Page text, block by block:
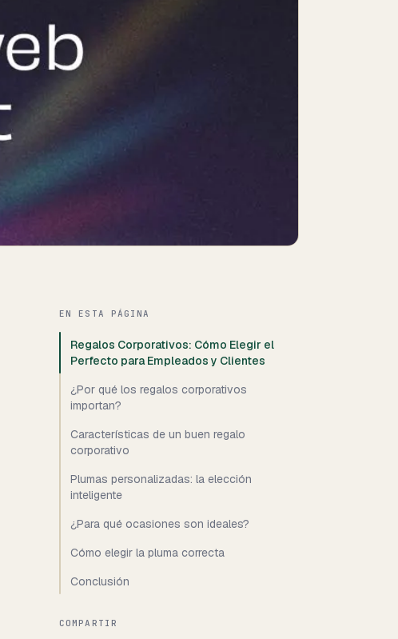
EN ESTA PÁGINA
Regalos Corporativos: Cómo Elegir el
Perfecto para Empleados y Clientes
¿Por qué los regalos corporativos
importan?
Características de un buen regalo
corporativo
Plumas personalizadas: la elección
inteligente
¿Para qué ocasiones son ideales?
Cómo elegir la pluma correcta
Conclusión
COMPARTIR